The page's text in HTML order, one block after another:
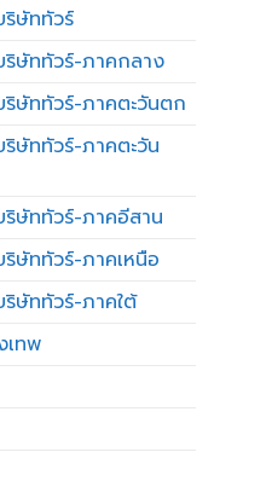
ริษัททัวร์
ริษัททัวร์-ภาคกลาง
ริษัททัวร์-ภาคตะวันตก
ษัททัวร์-ภาคตะวัน
ริษัททัวร์-ภาคอีสาน
ษัททัวร์-ภาคเหนือ
ษัททัวร์-ภาคใต้
เทพ